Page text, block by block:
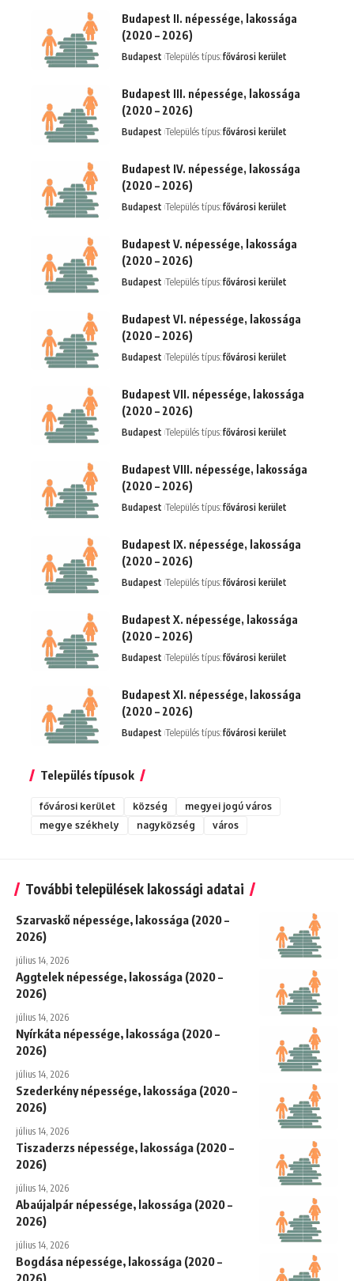
Budapest II. népessége, lakossága
(2020 – 2026)
Budapest Település típus:fővárosi kerület
Budapest III. népessége, lakossága
(2020 – 2026)
Budapest Település típus:fővárosi kerület
Budapest IV. népessége, lakossága
(2020 – 2026)
Budapest Település típus:fővárosi kerület
Budapest V. népessége, lakossága
(2020 – 2026)
Budapest Település típus:fővárosi kerület
Budapest VI. népessége, lakossága
(2020 – 2026)
Budapest Település típus:fővárosi kerület
Budapest VII. népessége, lakossága
(2020 – 2026)
Budapest Település típus:fővárosi kerület
Budapest VIII. népessége, lakossága
(2020 – 2026)
Budapest Település típus:fővárosi kerület
Budapest IX. népessége, lakossága
(2020 – 2026)
Budapest Település típus:fővárosi kerület
Budapest X. népessége, lakossága
(2020 – 2026)
Budapest Település típus:fővárosi kerület
Budapest XI. népessége, lakossága
(2020 – 2026)
Budapest Település típus:fővárosi kerület
Település típusok
fővárosi kerület község
megyei jogú város
megye székhely
nagyközség város
További települések lakossági adatai
Szarvaskő népessége, lakossága (2020 –
2026)
július 14, 2026
Aggtelek népessége, lakossága (2020 –
2026)
július 14, 2026
Nyírkáta népessége, lakossága (2020 –
2026)
július 14, 2026
Szederkény népessége, lakossága (2020 –
2026)
július 14, 2026
Tiszaderzs népessége, lakossága (2020 –
2026)
július 14, 2026
Abaújalpár népessége, lakossága (2020 –
2026)
július 14, 2026
Bogdása népessége, lakossága (2020 –
2026)